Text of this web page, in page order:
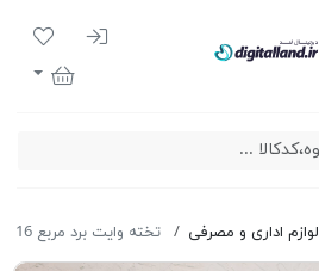
ورود به
لیست
سبد خرید
لوازم اداری و مصرفی تخته وایت برد مربع JL-116